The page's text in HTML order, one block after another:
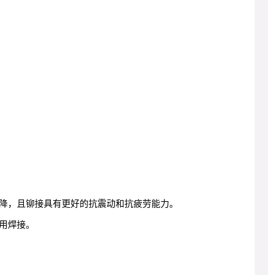
且铆接具有更好的抗震动和抗疲劳能力。
焊接。